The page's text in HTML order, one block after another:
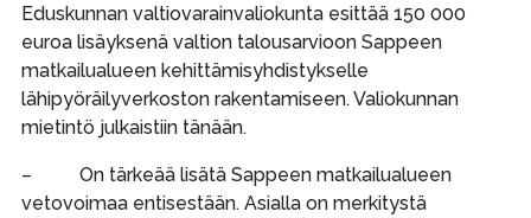
Eduskunnan valtiovarainvaliokunta esittää 150 000
euroa lisäyksenä valtion talousarvioon Sappeen
matkailualueen kehittämisyhdistykselle
lähipyöräilyverkoston rakentamiseen. Valiokunnan
mietintö julkaistiin tänään.
– On tärkeää lisätä Sappeen matkailualueen
vetovoimaa entisestään. Asialla on merkitystä